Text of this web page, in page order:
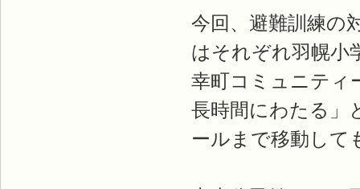
今回、避難訓練の
はそれぞれ羽幌小
幸町コミュニティ
長時間にわたる」
ールまで移動して